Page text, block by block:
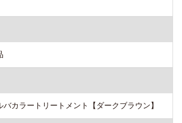
カラートリートメント【ダークブラウン】